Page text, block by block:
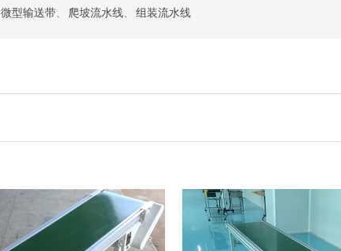
微型输送带、 爬坡流水线、 组装流水线